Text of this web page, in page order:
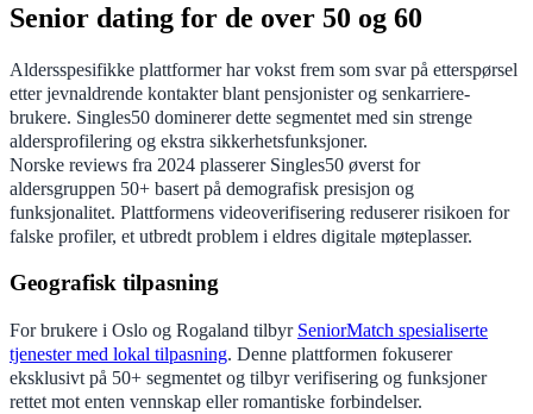
Senior dating for de over 50 og 60
Aldersspesifikke plattformer har vokst frem som svar på etterspørsel
etter jevnaldrende kontakter blant pensjonister og senkarriere-
brukere. Singles50 dominerer dette segmentet med sin strenge
aldersprofilering og ekstra sikkerhetsfunksjoner.
Norske reviews fra 2024 plasserer Singles50 øverst for
aldersgruppen 50+ basert på demografisk presisjon og
funksjonalitet. Plattformens videoverifisering reduserer risikoen for
falske profiler, et utbredt problem i eldres digitale møteplasser.
Geografisk tilpasning
For brukere i Oslo og Rogaland tilbyr SeniorMatch spesialiserte
tjenester med lokal tilpasning. Denne plattformen fokuserer
eksklusivt på 50+ segmentet og tilbyr verifisering og funksjoner
rettet mot enten vennskap eller romantiske forbindelser.